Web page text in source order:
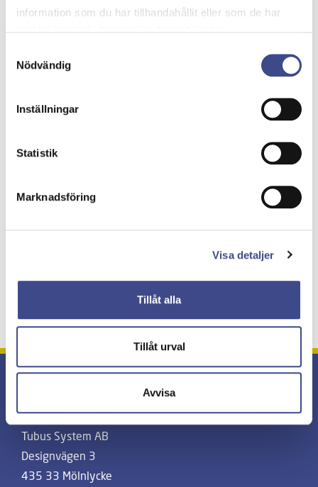
information som du har tillhandahållit eller som de har
Nödvändig
Inställningar
Statistik
Marknadsföring
Visa detaljer
Tillåt alla
Tillåt urval
Avvisa
luftkonditionering nästan helt utan el.
den till senare när det behövs.
utmärkt solskydd. Fasadpanelerna har små
dagen, men i mörkret lyser ljuset igenom.
Tillbaka
Senaste nytt
Alla nyheter
Huvudkontor
Tubus System AB
Designvägen 3
435 33 Mölnlycke